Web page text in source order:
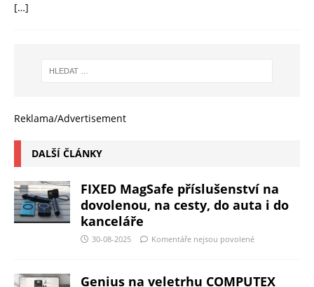
[…]
Reklama/Advertisement
DALŠÍ ČLÁNKY
FIXED MagSafe příslušenství na
dovolenou, na cesty, do auta i do
kanceláře
30-08-2025 Komentáře nejsou povolené
Genius na veletrhu COMPUTEX